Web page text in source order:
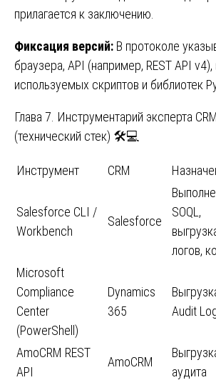
прилагается к заключению.
Фиксация версий: В протоколе
браузера, API (например, REST API
используемых скриптов и библиотек
Глава 7. Инструментарий эксперта
(технический стек) 🛠️💻
Инструмент CRM
Salesforce CLI /
Workbench
Salesforce
SOQL,
логов,
Microsoft
Compliance
Center
(PowerShell)
Dynamics
365
Audit
AmoCRM REST
API
AmoCRM
аудита